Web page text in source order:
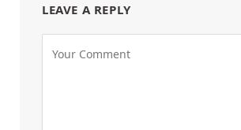
LEAVE A REPLY